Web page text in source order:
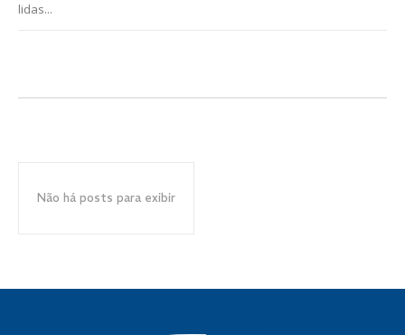
lidas...
Não há posts para exibir